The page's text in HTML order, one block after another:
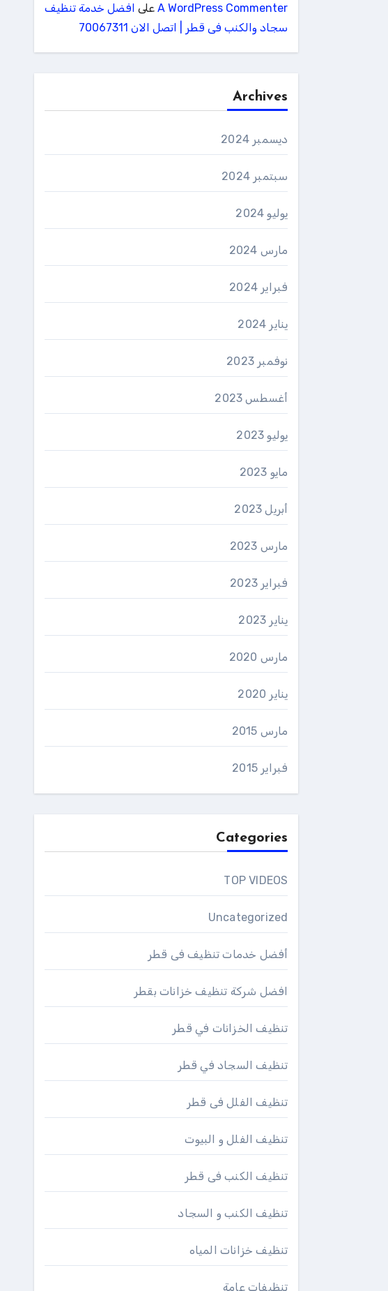
A WordPress Commenterعلى افضل خدمة تنظيف
سجاد والكنب فى قطر | اتصل الان 70067311
Archives
ديسمبر 2024
سبتمبر 2024
يوليو 2024
مارس 2024
فبراير 2024
يناير 2024
نوفمبر 2023
أغسطس 2023
يوليو 2023
مايو 2023
أبريل 2023
مارس 2023
فبراير 2023
يناير 2023
مارس 2020
يناير 2020
مارس 2015
فبراير 2015
Categories
TOP VIDEOS
Uncategorized
أفضل خدمات تنظيف فى قطر
افضل شركة تنظيف خزانات بقطر
تنظيف الخزانات في قطر
تنظيف السجاد في قطر
تنظيف الفلل فى قطر
تنظيف الفلل و البيوت
تنظيف الكنب فى قطر
تنظيف الكنب و السجاد
تنظيف خزانات المياه
تنظيفات عامة